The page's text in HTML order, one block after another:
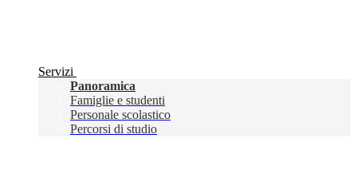
Servizi
Panoramica
Famiglie e studenti
Personale scolastico
Percorsi di studio